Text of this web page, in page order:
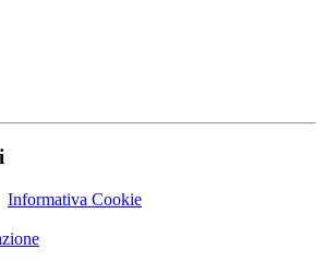
Informativa Cookie